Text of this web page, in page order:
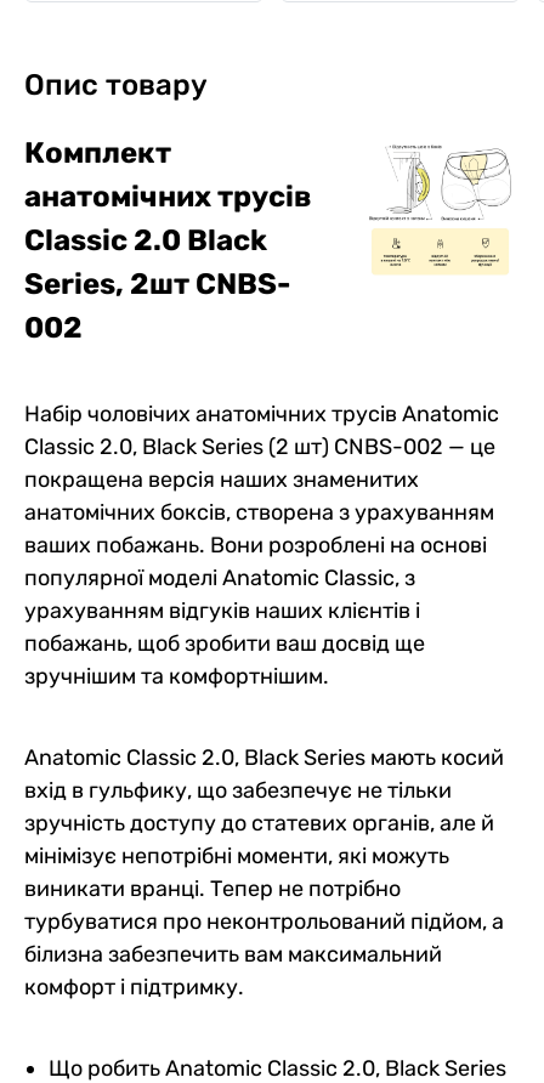
Опис товару
Комплект
анатомічних трусів
Classic 2.0 Black
Series, 2шт CNBS-
002
Набір чоловічих анатомічних трусів Anatomic
Classic 2.0, Black Series (2 шт) CNBS-002 — це
покращена версія наших знаменитих
анатомічних боксів, створена з урахуванням
ваших побажань. Вони розроблені на основі
популярної моделі Anatomic Classic, з
урахуванням відгуків наших клієнтів і
побажань, щоб зробити ваш досвід ще
зручнішим та комфортнішим.
Anatomic Classic 2.0, Black Series мають косий
вхід в гульфику, що забезпечує не тільки
зручність доступу до статевих органів, але й
мінімізує непотрібні моменти, які можуть
виникати вранці. Тепер не потрібно
турбуватися про неконтрольований підйом, а
білизна забезпечить вам максимальний
комфорт і підтримку.
Що робить Anatomic Classic 2.0, Black Series